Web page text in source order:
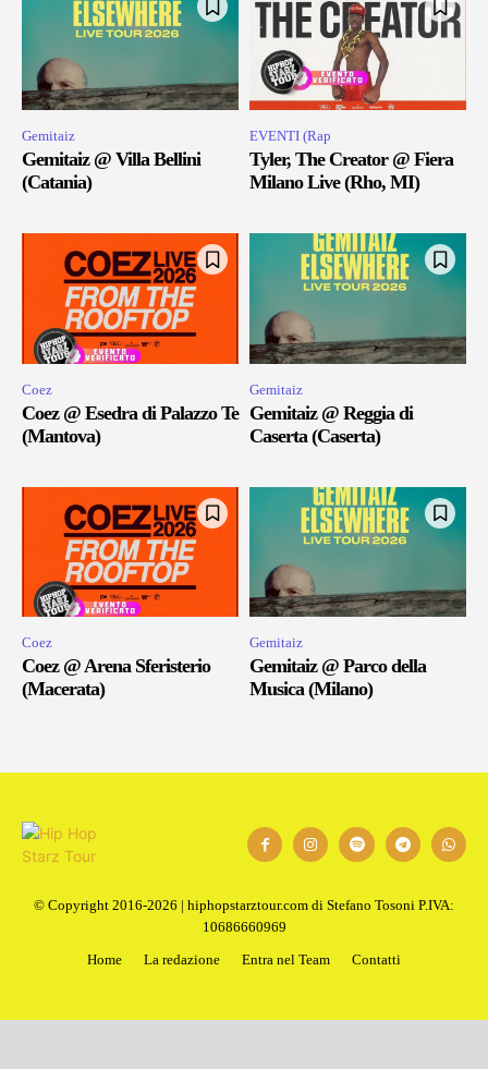
Gemitaiz
Gemitaiz @ Villa Bellini
(Catania)
EVENTI (Rap
Tyler, The Creator @ Fiera
Milano Live (Rho, MI)
Coez
Coez @ Esedra di Palazzo Te
(Mantova)
Gemitaiz
Gemitaiz @ Reggia di
Caserta (Caserta)
Coez
Coez @ Arena Sferisterio
(Macerata)
Gemitaiz
Gemitaiz @ Parco della
Musica (Milano)
© Copyright 2016-2026 | hiphopstarztour.com di Stefano Tosoni P.IVA:
10686660969
Home
La redazione Entra nel Team Contatti